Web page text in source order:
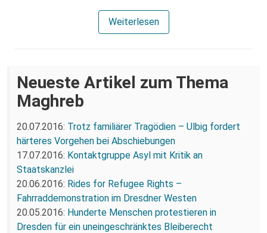
Weiterlesen
Neueste Artikel zum Thema
Maghreb
20.07.2016: Trotz familiärer Tragödien – Ulbig fordert
härteres Vorgehen bei Abschiebungen
17.07.2016: Kontaktgruppe Asyl mit Kritik an
Staatskanzlei
20.06.2016: Rides for Refugee Rights –
Fahrraddemonstration im Dresdner Westen
20.05.2016: Hunderte Menschen protestieren in
Dresden für ein uneingeschränktes Bleiberecht